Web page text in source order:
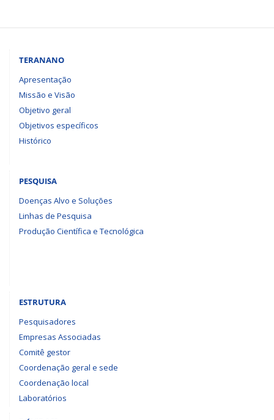
TERANANO
Apresentação
Missão e Visão
Objetivo geral
Objetivos específicos
Histórico
PESQUISA
Doenças Alvo e Soluções
Linhas de Pesquisa
Produção Científica e Tecnológica
ESTRUTURA
Pesquisadores
Empresas Associadas
Comitê gestor
Coordenação geral e sede
Coordenação local
Laboratórios